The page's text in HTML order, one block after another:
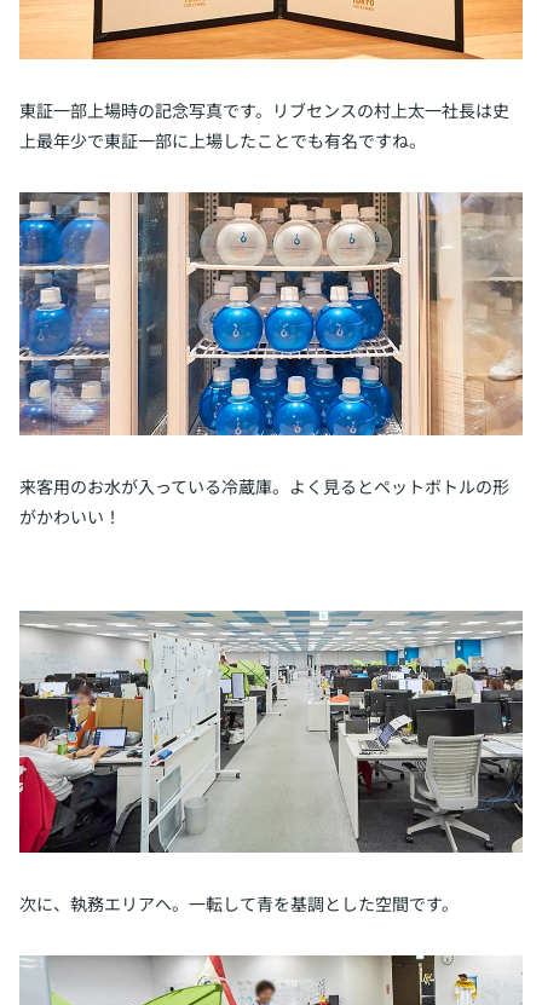
東証一部上場時の記念写真です。リブセンスの村上太一社長は史
上最年少で東証一部に上場したことでも有名ですね。
来客用のお水が入っている冷蔵庫。よく見るとペットボトルの形
がかわいい！
次に、執務エリアへ。一転して青を基調とした空間です。